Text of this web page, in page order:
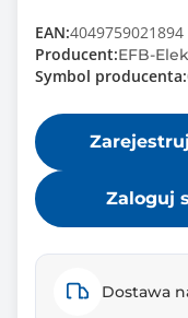
EAN:4049759021894
Producent:EFB-
Symbol producenta:
Zaloguj
Dostawa